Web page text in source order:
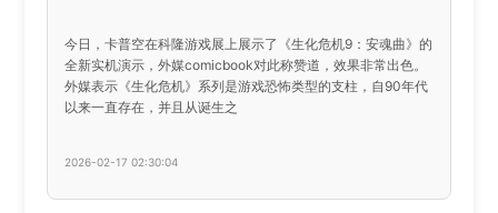
今日，卡普空在科隆游戏展上展示了《生化危机9：安魂曲》的
全新实机演示，外媒comicbook对此称赞道，效果非常出色。
外媒表示《生化危机》系列是游戏恐怖类型的支柱，自90年代
以来一直存在，并且从诞生之
2026-02-17 02:30:04